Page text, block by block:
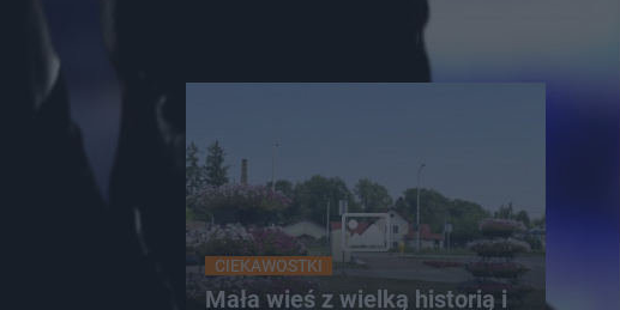
CIEKAWOSTKI
Mała wieś z wielką historią i